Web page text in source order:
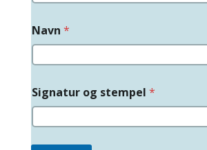
Navn *
Signatur og stempel *